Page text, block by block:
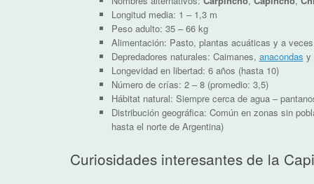
Longitud media: 1 – 1,3 m
Peso adulto: 35 – 66 kg
Alimentación: Pasto, plantas acuáticas y a
Depredadores naturales: Caimanes, anacondas y
Longevidad en libertad: 6 años (hasta 10)
Número de crías: 2 – 8 (promedio: 3,5)
Hábitat natural: Siempre cerca de agua –
Distribución geográfica: Común en zonas sin
hasta el norte de Argentina)
Curiosidades interesantes de la